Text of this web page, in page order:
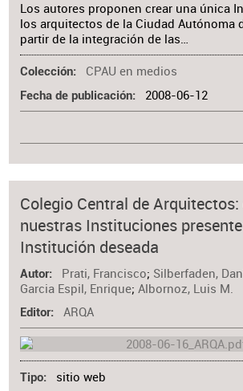
Los autores proponen crear una única
los arquitectos de la Ciudad Autónoma
partir de la integración de las…
Colección CPAU en medios
Fecha de publicación 2008-06-12
Colegio Central de Arquitectos:
nuestras Instituciones
Institución deseada
Autor Prati, Francisco; Silberfaden,
Garcia Espil, Enrique;Albornoz, Luis M.
Editor ARQA
Tipo sitio web